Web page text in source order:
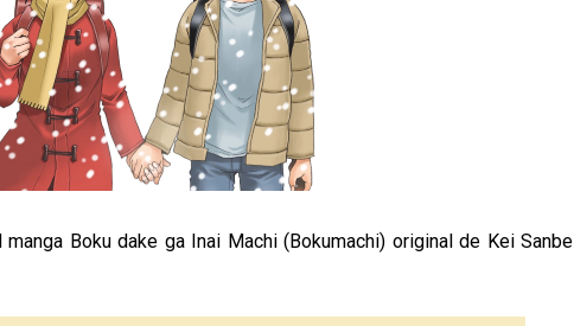
Boku dake ga Inai Machi (Bokumachi) original de Kei Sanbe